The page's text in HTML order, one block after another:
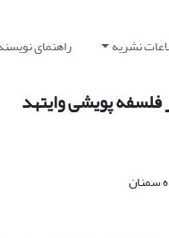
نشریه راهنمای
فلسفه پویشی وایتهد
سمنان